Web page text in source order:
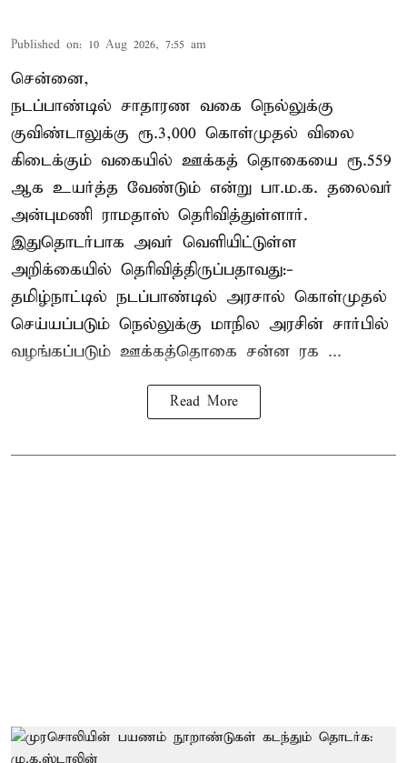
Published on: 10 Aug 2026, 7:55 am
சென்னை,
நடப்பாண்டில் சாதாரண வகை நெல்லுக்கு
குவிண்டாலுக்கு ரூ.3,000 கொள்முதல் விலை
கிடைக்கும் வகையில் ஊக்கத் தொகையை ரூ.559
ஆக உயர்த்த வேண்டும் என்று பா.ம.க. தலைவர்
அன்புமணி ராமதாஸ் தெரிவித்துள்ளார்.
இதுதொடர்பாக அவர் வெளியிட்டுள்ள
அறிக்கையில் தெரிவித்திருப்பதாவது:-
தமிழ்நாட்டில் நடப்பாண்டில் அரசால் கொள்முதல்
செய்யப்படும் நெல்லுக்கு மாநில அரசின் சார்பில்
வழங்கப்படும் ஊக்கத்தொகை சன்ன ரக ...
Read More